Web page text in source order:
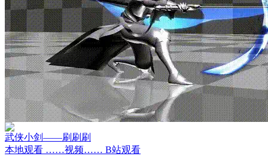
武侠小剑——刷刷刷
本地观看 ……视频…… B站观看